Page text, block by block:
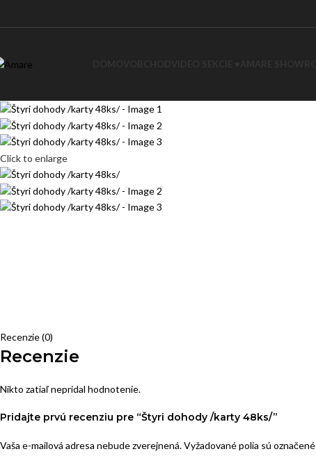
Click to enlarge
Recenzie (0)
Recenzie
Nikto zatiaľ nepridal hodnotenie.
Pridajte prvú recenziu pre “Štyri dohody /karty 48ks/”
Vaša e-mailová adresa nebude zverejnená.Vyžadované polia sú označené